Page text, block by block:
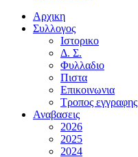
Αρχικη
Συλλογος
Ιστορικο
Δ. Σ.
Φυλλαδιο
Πιστα
Επικοινωνια
Τροπος εγγραφης
Αναβασεις
2026
2025
2024